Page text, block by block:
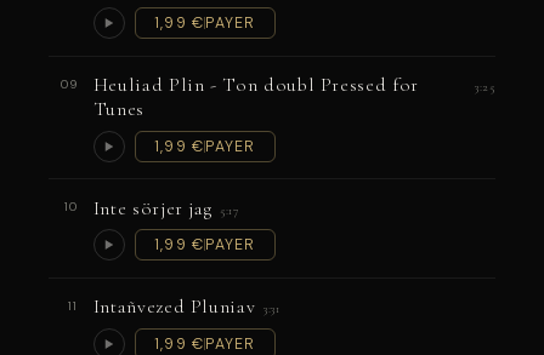
1,99 €PAYER
09
Heuliad Plin - Ton doubl Pressed for
Tunes
3:25
1,99 €PAYER
10 Inte sörjer jag 5:17
1,99 €PAYER
11 Intañvezed Pluniav 3:31
1,99 €PAYER